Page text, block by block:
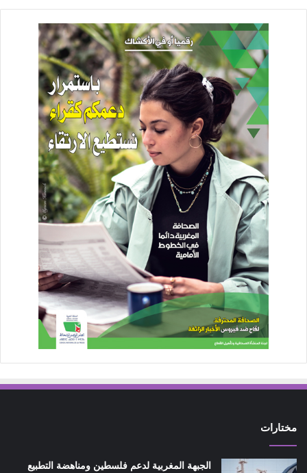
مختارات
الجبهة المغربية لدعم فلسطين ومناهضة التطبيع